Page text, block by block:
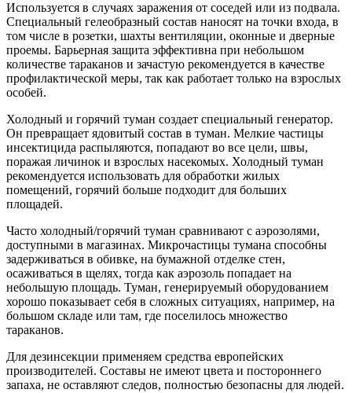
Используется в случаях заражения от соседей или из подвала.
Специальный гелеобразный состав наносят на точки входа, в
том числе в розетки, шахты вентиляции, оконные и дверные
проемы. Барьерная защита эффективна при небольшом
количестве тараканов и зачастую рекомендуется в качестве
профилактической меры, так как работает только на взрослых
особей.
Холодный и горячий туман создает специальный генератор.
Он превращает ядовитый состав в туман. Мелкие частицы
инсектицида распыляются, попадают во все цели, швы,
поражая личинок и взрослых насекомых. Холодный туман
рекомендуется использовать для обработки жилых
помещений, горячий больше подходит для больших
площадей.
Часто холодный/горячий туман сравнивают с аэрозолями,
доступными в магазинах. Микрочастицы тумана способны
задерживаться в обивке, на бумажной отделке стен,
осаживаться в щелях, тогда как аэрозоль попадает на
небольшую площадь. Туман, генерируемый оборудованием
хорошо показывает себя в сложных ситуациях, например, на
большом складе или там, где поселилось множество
тараканов.
Для дезинсекции применяем средства европейских
производителей. Составы не имеют цвета и постороннего
запаха, не оставляют следов, полностью безопасны для людей.